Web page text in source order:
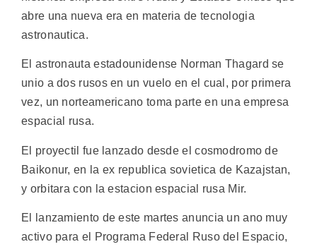
abre una nueva era en materia de tecnologia
astronautica.
El astronauta estadounidense Norman Thagard se
unio a dos rusos en un vuelo en el cual, por primera
vez, un norteamericano toma parte en una empresa
espacial rusa.
El proyectil fue lanzado desde el cosmodromo de
Baikonur, en la ex republica sovietica de Kazajstan,
y orbitara con la estacion espacial rusa Mir.
El lanzamiento de este martes anuncia un ano muy
activo para el Programa Federal Ruso del Espacio,